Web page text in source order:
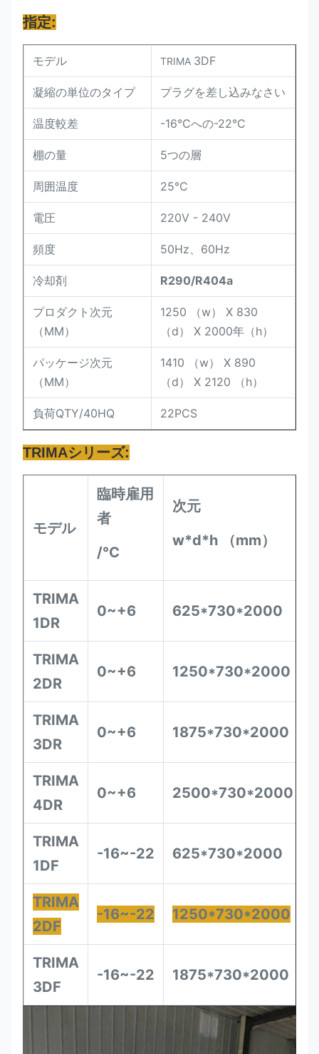
指定:
モデル TRIMA 3DF
凝縮の単位のタイプ プラグを差し込みなさい
温度較差 -16°Cへの-22°C
棚の量 5つの層
周囲温度 25°C
電圧 220V - 240V
頻度 50Hz、60Hz
冷却剤 R290/R404a
プロダクト次元
（MM）
1250 （w） X 830
（d） X 2000年（h）
パッケージ次元
（MM）
1410 （w） X 890
（d） X 2120 （h）
負荷QTY/40HQ 22PCS
TRIMAシリーズ:
モデル
臨時雇用
者
/°C
次元
w*d*h （mm）
TRIMA
1DR
0~+6 625*730*2000
TRIMA
2DR
0~+6 1250*730*2000
TRIMA
3DR
0~+6 1875*730*2000
TRIMA
4DR
0~+6 2500*730*2000
TRIMA
1DF
-16~-22 625*730*2000
TRIMA
2DF
-16~-22 1250*730*2000
TRIMA
3DF
-16~-22 1875*730*2000